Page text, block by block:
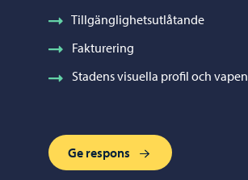
Tillgänglighetsutlåtande
Fakturering
Stadens visuella profil och vapen
Ge respons